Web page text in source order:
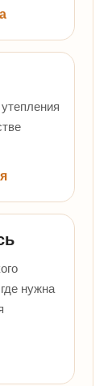
нужна